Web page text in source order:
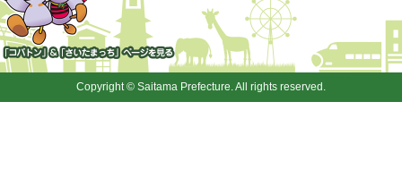
「コバトン」&「さいたまっ
Copyright © Saitama Prefecture. All rights reserved.